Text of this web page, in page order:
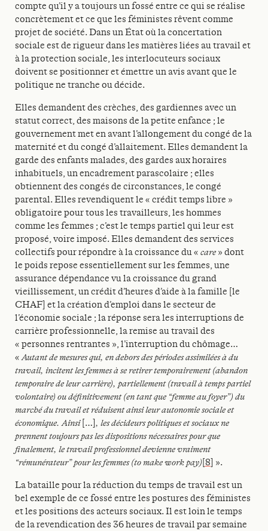
compte qu’il y a toujours un fossé entre ce qui se réalise
concrètement et ce que les féministes rêvent comme
projet de société. Dans un État où la concertation
sociale est de rigueur dans les matières liées au travail et
à la protection sociale, les interlocuteurs sociaux
doivent se positionner et émettre un avis avant que le
politique ne tranche ou décide.
Elles demandent des crèches, des gardiennes avec un
statut correct, des maisons de la petite enfance ; le
gouvernement met en avant l’allongement du congé de la
maternité et du congé d’allaitement. Elles demandent la
garde des enfants malades, des gardes aux horaires
inhabituels, un encadrement parascolaire ; elles
obtiennent des congés de circonstances, le congé
parental. Elles revendiquent le « crédit temps libre »
obligatoire pour tous les travailleurs, les hommes
comme les femmes ; c’est le temps partiel qui leur est
proposé, voire imposé. Elles demandent des services
collectifs pour répondre à la croissance du « care » dont
le poids repose essentiellement sur les femmes, une
assurance dépendance vu la croissance du grand
vieillissement, un crédit d’heures d’aide à la famille [le
CHAF] et la création d’emploi dans le secteur de
l’économie sociale ; la réponse sera les interruptions de
carrière professionnelle, la remise au travail des
« personnes rentrantes », l’interruption du chômage…
«Autant de mesures qui, en dehors des périodes assimilées à du
travail, incitent les femmes à se retirer temporairement (abandon
temporaire de leur carrière), partiellement (travail à temps partiel
volontaire) ou définitivement (en tant que “femme au foyer”) du
marché du travail et réduisent ainsi leur autonomie sociale et
économique. Ainsi […] , les décideurs politiques et sociaux ne
prennent toujours pas les dispositions nécessaires pour que
finalement, le travail professionnel devienne vraiment
“rémunérateur” pour les femmes (to make work pay) [8] ».
La bataille pour la réduction du temps de travail est un
bel exemple de ce fossé entre les postures des féministes
et les positions des acteurs sociaux. Il est loin le temps
de la revendication des 36 heures de travail par semaine